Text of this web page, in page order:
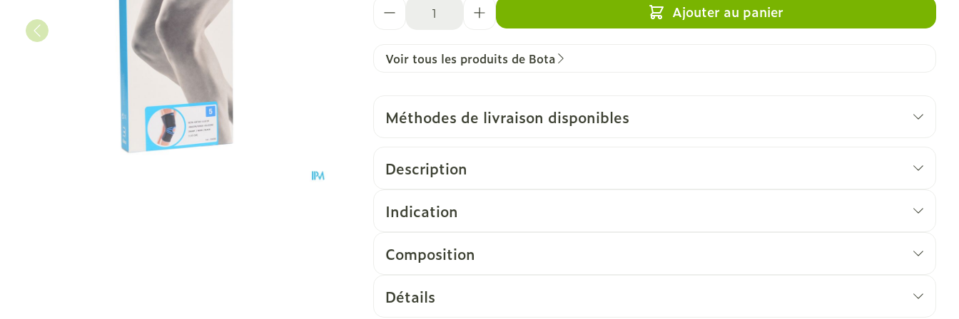
Ajouter au panier
Voir tous les produits de Bota
Méthodes de livraison disponibles
Description
Indication
Composition
Détails